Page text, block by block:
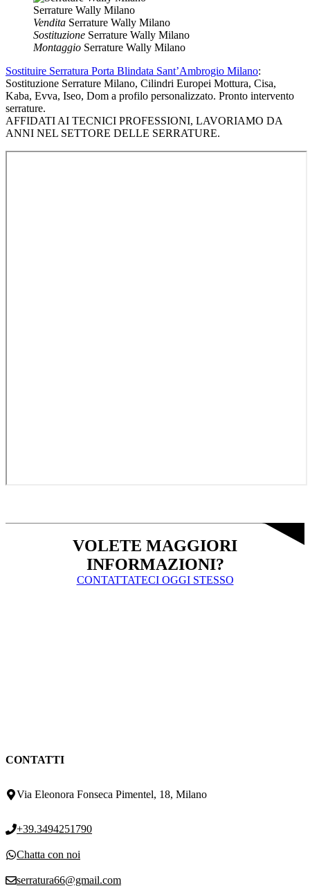
Serrature Wally Milano
Vendita Serrature Wally Milano
Sostituzione Serrature Wally Milano
Montaggio Serrature Wally Milano
Sostituire Serratura Porta Blindata Sant’Ambrogio Milano:
Sostituzione Serrature Milano, Cilindri Europei Mottura, Cisa,
Kaba, Evva, Iseo, Dom a profilo personalizzato. Pronto intervento
serrature.
AFFIDATI AI TECNICI PROFESSIONI, LAVORIAMO DA
ANNI NEL SETTORE DELLE SERRATURE.
VOLETE MAGGIORI
INFORMAZIONI?
CONTATTATECI OGGI STESSO
CONTATTI
Via Eleonora Fonseca Pimentel, 18, Milano
+39.3494251790
Chatta con noi
serratura66@gmail.com